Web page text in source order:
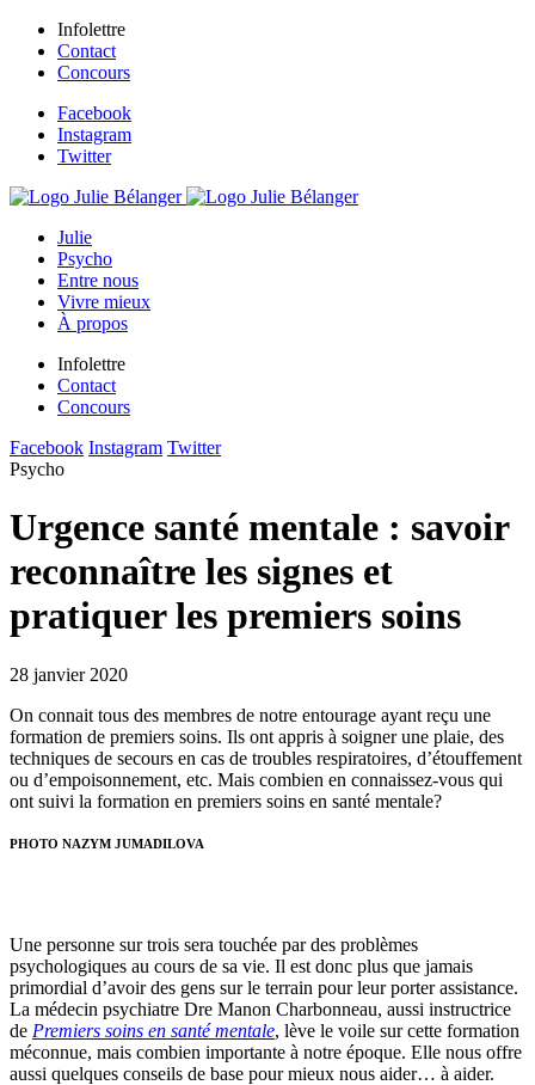
Infolettre
Contact
Concours
Facebook
Instagram
Twitter
Julie
Psycho
Entre nous
Vivre mieux
À propos
Infolettre
Contact
Concours
Facebook Instagram Twitter
Psycho
Urgence santé mentale : savoir
reconnaître les signes et
pratiquer les premiers soins
28 janvier 2020
On connait tous des membres de notre entourage ayant reçu une
formation de premiers soins. Ils ont appris à soigner une plaie, des
techniques de secours en cas de troubles respiratoires, d’étouffement
ou d’empoisonnement, etc. Mais combien en connaissez-vous qui
ont suivi la formation en premiers soins en santé mentale?
PHOTO NAZYM JUMADILOVA
Une personne sur trois sera touchée par des problèmes
psychologiques au cours de sa vie. Il est donc plus que jamais
primordial d’avoir des gens sur le terrain pour leur porter assistance.
La médecin psychiatre Dre Manon Charbonneau, aussi instructrice
de Premiers soins en santé mentale, lève le voile sur cette formation
méconnue, mais combien importante à notre époque. Elle nous offre
aussi quelques conseils de base pour mieux nous aider… à aider.